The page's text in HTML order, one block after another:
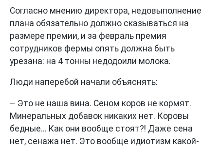
Согласно мнению директора, недовыполнение
плана обязательно должно сказываться на
размере премии, и за февраль премия
сотрудников фермы опять должна быть
урезана: на 4 тонны недодоили молока.
Люди наперебой начали объяснять:
– Это не наша вина. Сеном коров не кормят.
Минеральных добавок никаких нет. Коровы
бедные… Как они вообще стоят?! Даже сена
нет, сенажа нет. Это вообще идиотизм какой-